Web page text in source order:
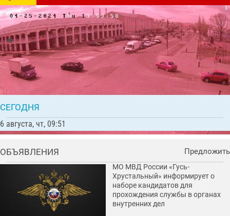
Перекрёсток улицы Калинина и
Интернациональной, вид на «Торговые ряды»
8542 | Комментарии: 13
СЕГОДНЯ
6 августа, чт, 09:51
ОБЪЯВЛЕНИЯ Предложить
МО МВД России «Гусь-
Хрустальный» информирует о
наборе кандидатов для
прохождения службы в органах
внутренних дел